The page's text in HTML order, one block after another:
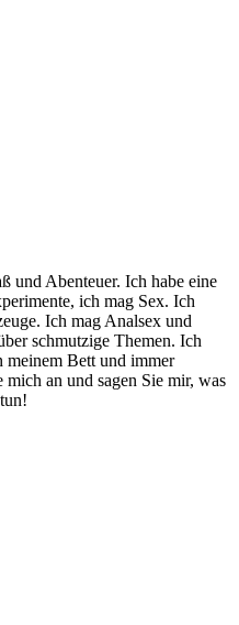
und Abenteuer. Ich habe eine
ich mag Sex. Ich
Ich mag Analsex und
schmutzige Themen. Ich
meinem Bett und immer
an und sagen Sie mir, was